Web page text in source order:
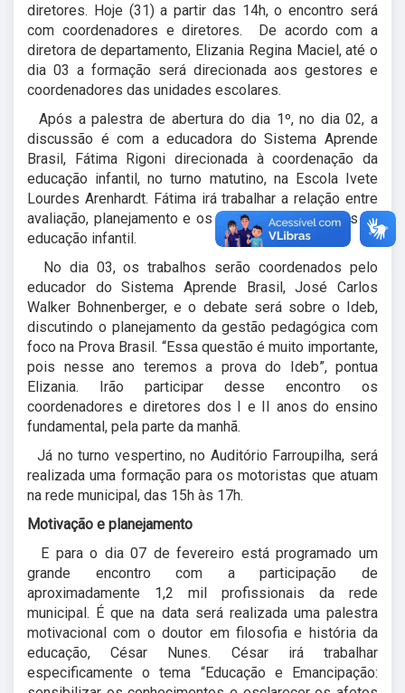
diretores. Hoje (31) a partir das 14h, o encontro será
com coordenadores e diretores. De acordo com a
diretora de departamento, Elizania Regina Maciel, até o
dia 03 a formação será direcionada aos gestores e
coordenadores das unidades escolares.
Após a palestra de abertura do dia 1º, no dia 02, a
discussão é com a educadora do Sistema Aprende
Brasil, Fátima Rigoni direcionada à coordenação da
educação infantil, no turno matutino, na Escola Ivete
Lourdes Arenhardt. Fátima irá trabalhar a relação entre
avaliação, planejamento e os pareceres descritivos na
educação infantil.
No dia 03, os trabalhos serão coordenados pelo
educador do Sistema Aprende Brasil, José Carlos
Walker Bohnenberger, e o debate será sobre o Ideb,
discutindo o planejamento da gestão pedagógica com
foco na Prova Brasil. “Essa questão é muito importante,
pois nesse ano teremos a prova do Ideb”, pontua
Elizania. Irão participar desse encontro os
coordenadores e diretores dos I e II anos do ensino
fundamental, pela parte da manhã.
Já no turno vespertino, no Auditório Farroupilha, será
realizada uma formação para os motoristas que atuam
na rede municipal, das 15h às 17h.
Motivação e planejamento
E para o dia 07 de fevereiro está programado um
grande encontro com a participação de
aproximadamente 1,2 mil profissionais da rede
municipal. É que na data será realizada uma palestra
motivacional com o doutor em filosofia e história da
educação, César Nunes. César irá trabalhar
especificamente o tema “Educação e Emancipação: